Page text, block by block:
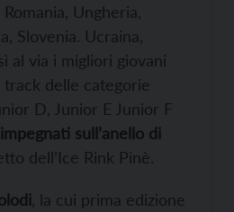
Ungheria,
Slovenia. Ucraina,
al via i migliori giovani
delle categorie
D, Junior E Junior F
impegnati sull’anello di
dell’Ice Rink Pinè.
, la cui prima edizione